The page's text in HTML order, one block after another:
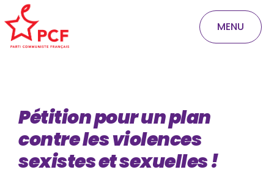
MENU
Pétition pour un plan
contre les violences
sexistes et sexuelles !